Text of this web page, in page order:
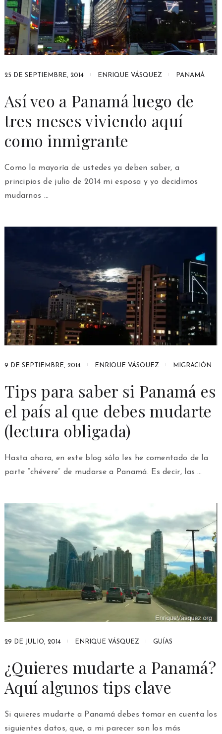
25 DE SEPTIEMBRE, 2014 ENRIQUE VÁSQUEZ PANAMÁ
Así veo a Panamá luego de
tres meses viviendo aquí
como inmigrante
Como la mayoría de ustedes ya deben saber, a
principios de julio de 2014 mi esposa y yo decidimos
mudarnos …
9 DE SEPTIEMBRE, 2014 ENRIQUE VÁSQUEZ MIGRACIÓN
Tips para saber si Panamá es
el país al que debes mudarte
(lectura obligada)
Hasta ahora, en este blog sólo les he comentado de la
parte “chévere” de mudarse a Panamá. Es decir, las …
29 DE JULIO, 2014 ENRIQUE VÁSQUEZ GUÍAS
¿Quieres mudarte a Panamá?
Aquí algunos tips clave
Si quieres mudarte a Panamá debes tomar en cuenta los
siguientes datos, que, a mi parecer son los más